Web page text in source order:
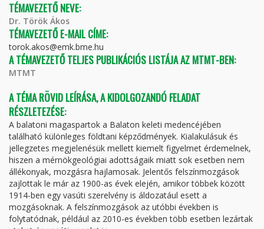
TÉMAVEZETŐ NEVE:
Dr. Török Ákos
TÉMAVEZETŐ E-MAIL CÍME:
torok.akos@emk.bme.hu
A TÉMAVEZETŐ TELJES PUBLIKÁCIÓS LISTÁJA AZ MTMT-BEN:
MTMT
A TÉMA RÖVID LEÍRÁSA, A KIDOLGOZANDÓ FELADAT
RÉSZLETEZÉSE:
A balatoni magaspartok a Balaton keleti medencéjében
található különleges földtani képződmények. Kialakulásuk és
jellegzetes megjelenésük mellett kiemelt figyelmet érdemelnek,
hiszen a mérnökgeológiai adottságaik miatt sok esetben nem
állékonyak, mozgásra hajlamosak. Jelentős felszínmozgások
zajlottak le már az 1900-as évek elején, amikor többek között
1914-ben egy vasúti szerelvény is áldozatául esett a
mozgásoknak. A felszínmozgások az utóbbi években is
folytatódnak, például az 2010-es években több esetben lezártak